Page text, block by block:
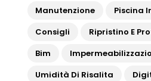
Manutenzione
Piscina
Consigli
Ripristino E
Bim
Umidità Di Risalita